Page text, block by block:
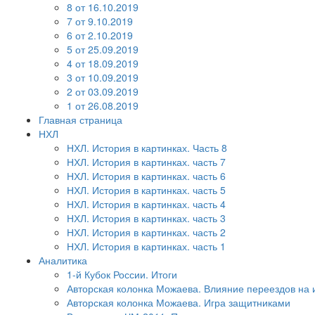
8 от 16.10.2019
7 от 9.10.2019
6 от 2.10.2019
5 от 25.09.2019
4 от 18.09.2019
3 от 10.09.2019
2 от 03.09.2019
1 от 26.08.2019
Главная страница
НХЛ
НХЛ. История в картинках. Часть 8
НХЛ. История в картинках. часть 7
НХЛ. История в картинках. часть 6
НХЛ. История в картинках. часть 5
НХЛ. История в картинках. часть 4
НХЛ. История в картинках. часть 3
НХЛ. История в картинках. часть 2
НХЛ. История в картинках. часть 1
Аналитика
1-й Кубок России. Итоги
Авторская колонка Можаева. Влияние переездов на
Авторская колонка Можаева. Игра защитниками